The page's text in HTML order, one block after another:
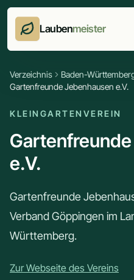
Laubenmeister
Verzeichnis Baden-
Gartenfreunde Jebenhausen e.V.
KLEINGARTENVEREIN
e.V.
Gartenfreunde
Verband Göppingen im
Württemberg.
Zur Webseite des Vereins